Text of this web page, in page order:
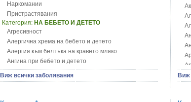
Наркомании
Пристрастявания
Категория: НА БЕБЕТО И ДЕТЕТО
Агресивност
Алергична хрема на бебето и детето
Алергия към белтъка на кравето мляко
Ангина при бебето и детето
Анемия при бебето и детето
Апетит - пълни деца
Безапетитие при бебето и детето
Виж всички заболявания Виж